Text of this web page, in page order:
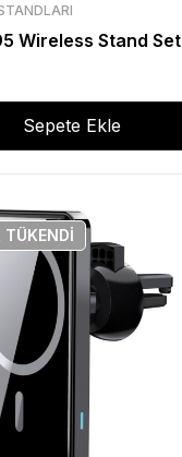
Wireless Stand Set
Sepete Ekle
TÜKENDI